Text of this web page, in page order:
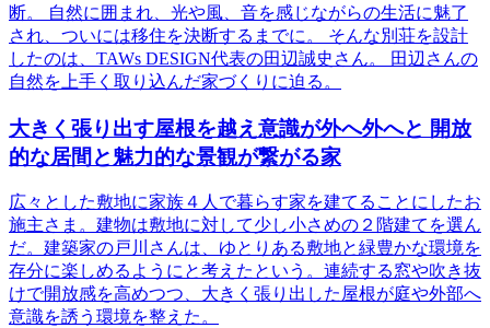
断。 自然に囲まれ、光や風、音を感じながらの生活に魅了
され、ついには移住を決断するまでに。 そんな別荘を設計
したのは、TAWs DESIGN代表の田辺誠史さん。 田辺さんの
自然を上手く取り込んだ家づくりに迫る。
大きく張り出す屋根を越え意識が外へ外へと 開放
的な居間と魅力的な景観が繋がる家
広々とした敷地に家族４人で暮らす家を建てることにしたお
施主さま。建物は敷地に対して少し小さめの２階建てを選ん
だ。建築家の戸川さんは、ゆとりある敷地と緑豊かな環境を
存分に楽しめるようにと考えたという。連続する窓や吹き抜
けで開放感を高めつつ、大きく張り出した屋根が庭や外部へ
意識を誘う環境を整えた。